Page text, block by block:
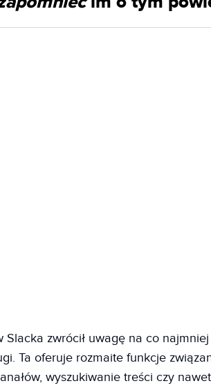
Slacka zwrócił uwagę na co
Ta oferuje rozmaite funkcje
wyszukiwanie treści czy